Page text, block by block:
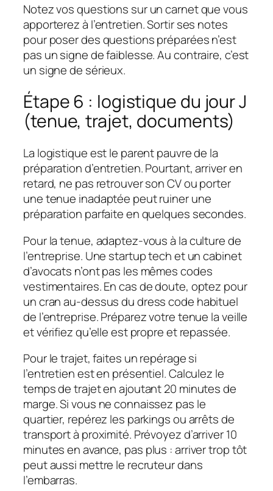
Notez vos questions sur un carnet que vous
apporterez à l’entretien. Sortir ses notes
pour poser des questions préparées n’est
pas un signe de faiblesse. Au contraire, c’est
un signe de sérieux.
Étape 6 : logistique du jour J
(tenue, trajet, documents)
La logistique est le parent pauvre de la
préparation d’entretien. Pourtant, arriver en
retard, ne pas retrouver son CV ou porter
une tenue inadaptée peut ruiner une
préparation parfaite en quelques secondes.
Pour la tenue, adaptez-vous à la culture de
l’entreprise. Une startup tech et un cabinet
d’avocats n’ont pas les mêmes codes
vestimentaires. En cas de doute, optez pour
un cran au-dessus du dress code habituel
de l’entreprise. Préparez votre tenue la veille
et vérifiez qu’elle est propre et repassée.
Pour le trajet, faites un repérage si
l’entretien est en présentiel. Calculez le
temps de trajet en ajoutant 20 minutes de
marge. Si vous ne connaissez pas le
quartier, repérez les parkings ou arrêts de
transport à proximité. Prévoyez d’arriver 10
minutes en avance, pas plus : arriver trop tôt
peut aussi mettre le recruteur dans
l’embarras.